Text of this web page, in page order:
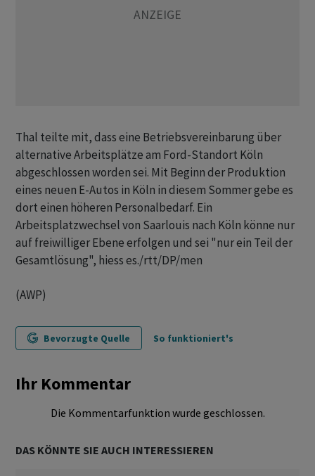
Thal teilte mit, dass eine Betriebsvereinbarung über
alternative Arbeitsplätze am Ford-Standort Köln
abgeschlossen worden sei. Mit Beginn der Produktion
eines neuen E-Autos in Köln in diesem Sommer gebe es
dort einen höheren Personalbedarf. Ein
Arbeitsplatzwechsel von Saarlouis nach Köln könne nur
auf freiwilliger Ebene erfolgen und sei "nur ein Teil der
Gesamtlösung", hiess es./rtt/DP/men
(AWP)
Bevorzugte Quelle So funktioniert's
Ihr Kommentar
Die Kommentarfunktion wurde geschlossen.
DAS KÖNNTE SIE AUCH INTERESSIEREN